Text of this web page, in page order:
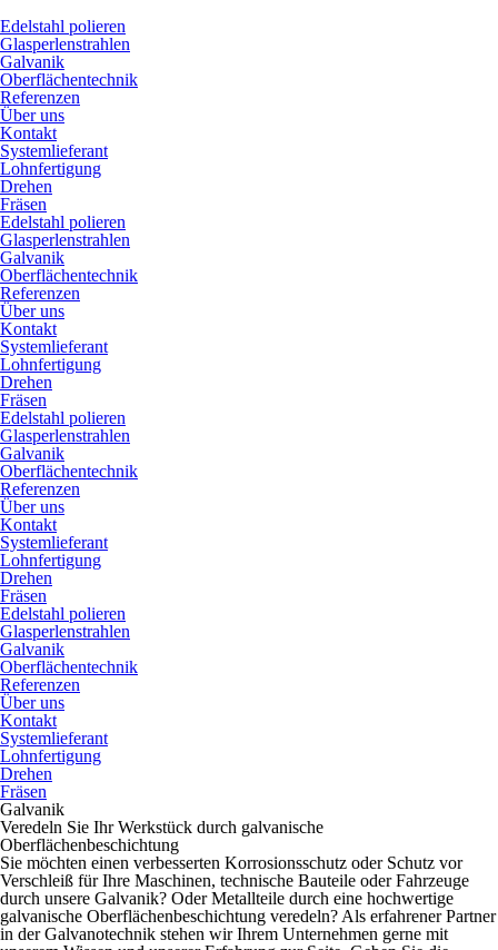
Edelstahl polieren
Glasperlenstrahlen
Galvanik
Oberflächen­technik
Referenzen
Über uns
Kontakt
Systemlieferant
Lohnfertigung
Drehen
Fräsen
Edelstahl polieren
Glasperlenstrahlen
Galvanik
Oberflächen­technik
Referenzen
Über uns
Kontakt
Systemlieferant
Lohnfertigung
Drehen
Fräsen
Edelstahl polieren
Glasperlenstrahlen
Galvanik
Oberflächen­technik
Referenzen
Über uns
Kontakt
Systemlieferant
Lohnfertigung
Drehen
Fräsen
Edelstahl polieren
Glasperlenstrahlen
Galvanik
Oberflächen­technik
Referenzen
Über uns
Kontakt
Systemlieferant
Lohnfertigung
Drehen
Fräsen
Galvanik
Veredeln Sie Ihr Werkstück durch galvanische
Oberflächenbeschichtung
Sie möchten einen verbesserten Korrosionsschutz oder Schutz vor
Verschleiß für Ihre Maschinen, technische Bauteile oder Fahrzeuge
durch unsere Galvanik? Oder Metallteile durch eine hochwertige
galvanische Oberflächenbeschichtung veredeln? Als erfahrener Partner
in der Galvanotechnik stehen wir Ihrem Unternehmen gerne mit